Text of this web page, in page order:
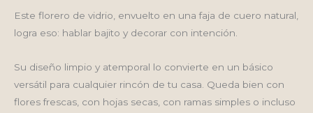
Este florero de vidrio, envuelto en una faja de cuero natural,
logra eso: hablar bajito y decorar con intención.
Su diseño limpio y atemporal lo convierte en un básico
versátil para cualquier rincón de tu casa. Queda bien con
flores frescas, con hojas secas, con ramas simples o incluso